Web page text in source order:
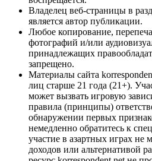
Владелец веб-страницы в
является автор публикации.
Любое копирование,
фотографий и/или
принадлежащих
запрещено.
Материалы сайта
лиц старше 21 года (21+).
может вызвать игровую
правила (принципы)
обнаружении первых
немедленно обратитесь к
участие в азартных играх не
доходов или альтернативой